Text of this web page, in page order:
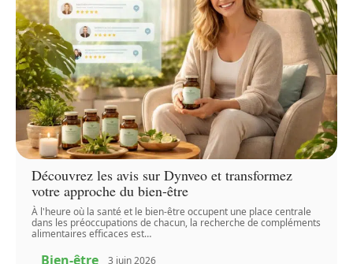
Découvrez les avis sur Dynveo et transformez
votre approche du bien-être
À l'heure où la santé et le bien-être occupent une place centrale
dans les préoccupations de chacun, la recherche de compléments
alimentaires efficaces est…
Bien-être 3 juin 2026